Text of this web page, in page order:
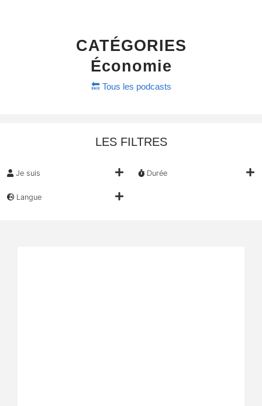
CATÉGORIES
Économie
🔙 Tous les podcasts
LES FILTRES
Je suis Durée
Langue